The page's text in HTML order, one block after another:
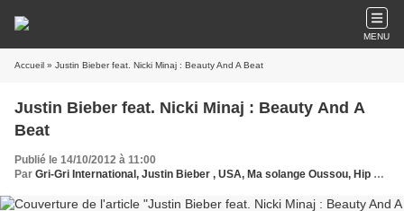
MENU
Accueil » Justin Bieber feat. Nicki Minaj : Beauty And A Beat
Justin Bieber feat. Nicki Minaj : Beauty And A
Beat
Publié le 14/10/2012 à 11:00
Par Gri-Gri International, Justin Bieber , USA, Ma solange Oussou, Hip pop , Nicki Minaj